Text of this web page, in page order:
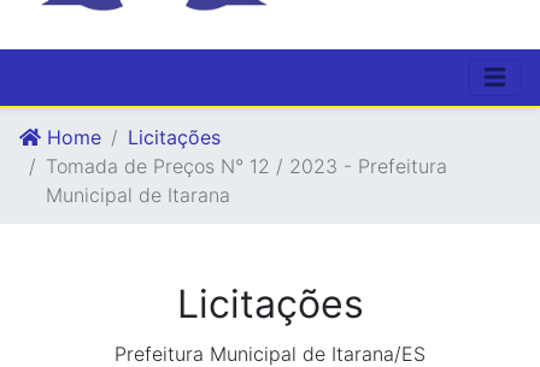
Home
Licitações
Tomada de Preços N° 12 / 2023 - Prefeitura
Municipal de Itarana
Licitações
Prefeitura Municipal de Itarana/ES